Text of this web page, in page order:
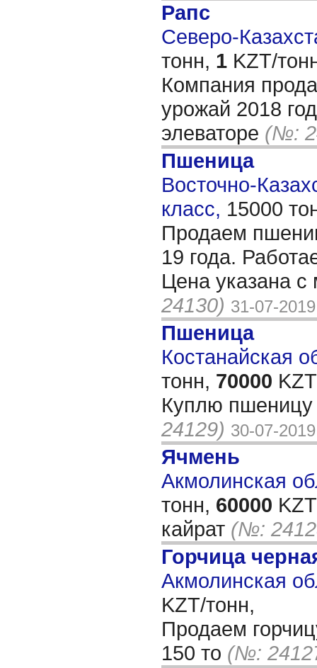
Рапс
Северо-
тонн, 1 KZT/
Компания
урожай 2018
элеваторе (№:
Пшеница
Восточно-
класс, 15000
Продаем
19 года.
Цена указана
24130) 31-07-2019
Пшеница
Костанайская
тонн, 70000
Куплю
24129) 30-07-2019
Ячмень
Акмолинская
тонн, 60000
кайрат (№:
Горчица
Акмолинская
KZT/тонн,
Продаем
150 то (№: